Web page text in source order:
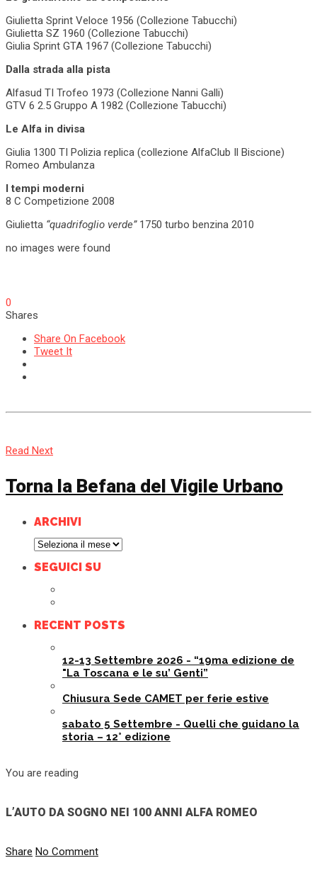
Giulietta Sprint Veloce 1956 (Collezione Tabucchi)
Giulietta SZ 1960 (Collezione Tabucchi)
Giulia Sprint GTA 1967 (Collezione Tabucchi)
Dalla strada alla pista
Alfasud TI Trofeo 1973 (Collezione Nanni Galli)
GTV 6 2.5 Gruppo A 1982 (Collezione Tabucchi)
Le Alfa in divisa
Giulia 1300 TI Polizia replica (collezione AlfaClub Il Biscione)
Romeo Ambulanza
I tempi moderni
8 C Competizione 2008
Giulietta “quadrifoglio verde”1750 turbo benzina 2010
no images were found
0
Shares
Share On Facebook
Tweet It
Read Next
Torna la Befana del Vigile Urbano
ARCHIVI
Archivi
SEGUICI SU
RECENT POSTS
12-13 Settembre 2026 - “19ma edizione de
"La Toscana e le su’ Genti”
Chiusura Sede CAMET per ferie estive
sabato 5 Settembre - Quelli che guidano la
storia – 12° edizione
You are reading
L’AUTO DA SOGNO NEI 100 ANNI ALFA ROMEO
Share No Comment